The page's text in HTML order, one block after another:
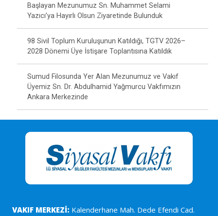
Başlayan Mezunumuz Sn. Muhammet Selami
Yazıcı’ya Hayırlı Olsun Ziyaretinde Bulunduk
98 Sivil Toplum Kuruluşunun Katıldığı, TGTV 2026–
2028 Dönemi Üye İstişare Toplantısına Katıldık
Sumud Filosunda Yer Alan Mezunumuz ve Vakıf
Üyemiz Sn. Dr. Abdulhamid Yağmurcu Vakfımızın
Ankara Merkezinde
VAKIF MERKEZİ: Kalenderhane Mah. Dede Efendi Cad.